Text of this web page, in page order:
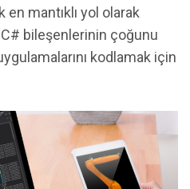
mantıklı yol olarak
bileşenlerinin çoğunu
kodlamak için